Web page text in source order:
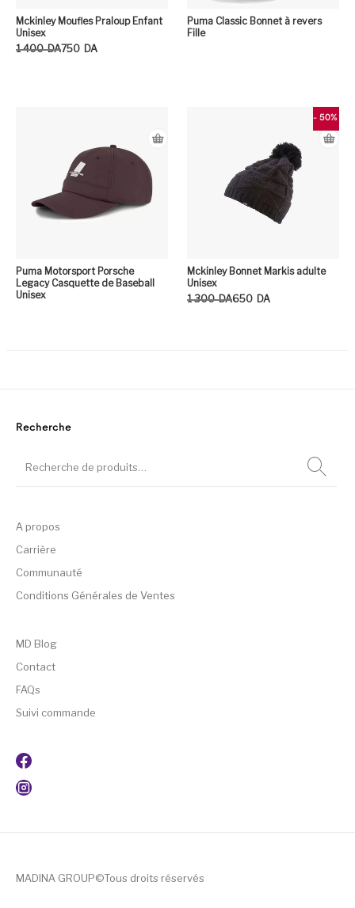
Mckinley Moufles Praloup Enfant
Unisex
1 400 DA
Le prix initial était : 1 400DA.
750 DA
Le prix actuel est : 750DA.
Puma Classic Bonnet à revers
Fille
Puma Motorsport Porsche
Legacy Casquette de Baseball
Unisex
- 50%
Mckinley Bonnet Markis adulte
Unisex
1 300 DA
Le prix initial était : 1 300DA.
650 DA
Le prix actuel est : 650DA.
Recherche
A propos
Carrière
Communauté
Conditions Générales de Ventes
MD Blog
Contact
FAQs
Suivi commande
MADINA GROUP©Tous droits réservés